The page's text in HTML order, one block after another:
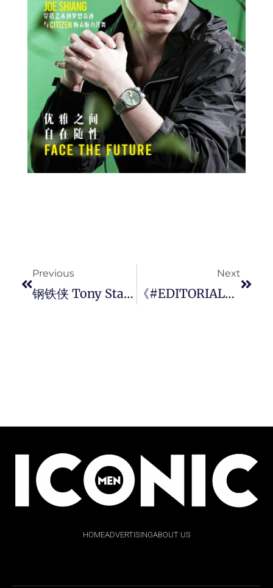
Previous
钢铁侠 Tony Stark 留下的 DITA FLIGHT.006 电影原色别注版太阳眼镜终于开卖！
Next
《#EDITORIAL》严选个人风格的太阳眼镜，在炎热夏日里派上用场。
HOMEADVERTISINGABOUT US